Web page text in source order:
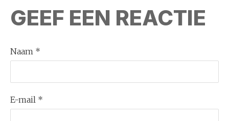
GEEF EEN REACTIE
Naam *
E-mail *